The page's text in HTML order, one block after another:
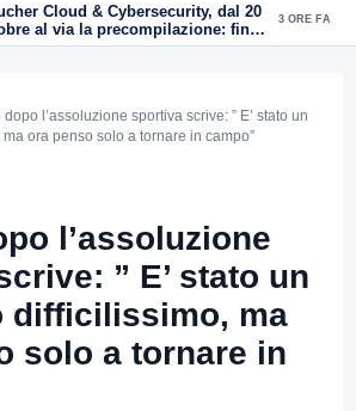
Cloud & Cybersecurity, dal 20
al via la precompilazione: fino
euro a fondo perduto per
3 ORE FA
l’assoluzione sportiva scrive: ” E’ stato un
ora penso solo a tornare in campo”
l’assoluzione
” E’ stato un
difficilissimo, ma
solo a tornare in